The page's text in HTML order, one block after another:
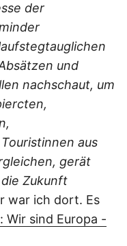
der
und
nachschaut, um
aus
gerät
Zukunft
war ich dort. Es
Wir sind Europa -